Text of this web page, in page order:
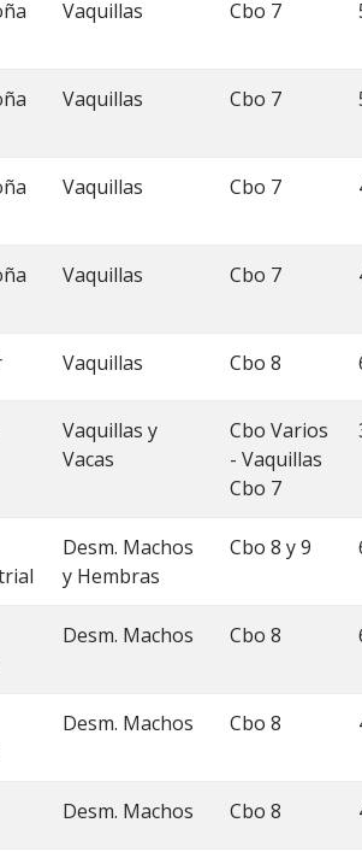
Vaquillas Cbo 7
Vaquillas Cbo 7
Vaquillas Cbo 7
Vaquillas Cbo 7
Vaquillas Cbo 8
Vaquillas y
Vacas
Cbo Varios
- Vaquillas
Cbo 7
Desm. Machos
y Hembras
Cbo 8 y 9
Desm. Machos Cbo 8
Desm. Machos Cbo 8
Desm. Machos Cbo 8